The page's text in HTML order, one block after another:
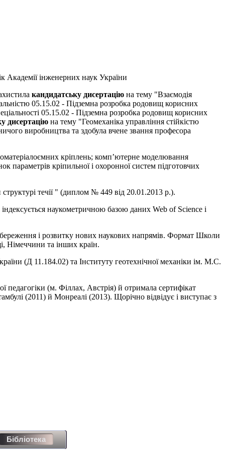
Академії інженерних наук України
кандидатську дисертацію на тему "Взаємодія
05.15.02 - Підземна розробка родовищ корисних
05.15.02 - Підземна розробка родовищ корисних
дисертацію на тему "Геомеханіка управління стійкістю
виробництва та здобула вчене звання професора
кріплень; комп’ютерне моделювання
кріпильної і охоронної систем підготовчих
течії " (диплом № 449 від 20.01.2013 р.).
наукометричною базою даних Web of Science і
і розвитку нових наукових напрямів. Формат Школи
Німеччини та інших країн.
(Д 11.184.02) та Інституту геотехнічної механіки ім. М.С.
педагогіки (м. Філлах, Австрія) й отримала сертифікат
(2011) й Монреалі (2013). Щорічно відвідує і виступає з
Бібліотека